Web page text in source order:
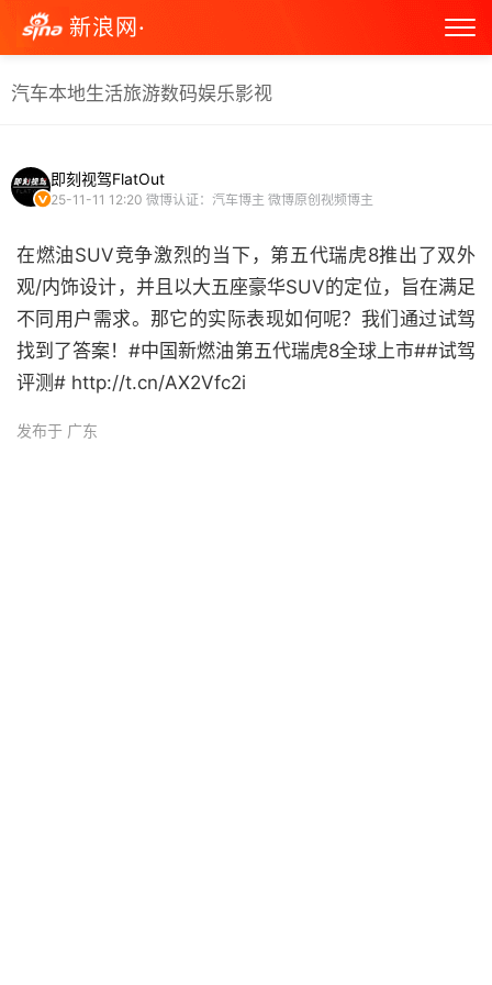
新浪网·
汽车本地生活旅游数码娱乐影视
即刻视驾FlatOut
25-11-11 12:20 微博认证：汽车博主 微博原创视频博主
在燃油SUV竞争激烈的当下，第五代瑞虎8推出了双外
观/内饰设计，并且以大五座豪华SUV的定位，旨在满足
不同用户需求。那它的实际表现如何呢？我们通过试驾
找到了答案！#中国新燃油第五代瑞虎8全球上市##试驾
评测# http://t.cn/AX2Vfc2i ​
发布于 广东